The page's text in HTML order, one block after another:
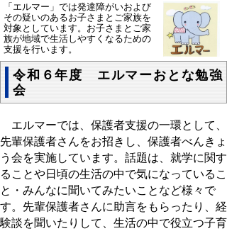
「エルマー」では発達障がいおよび
その疑いのあるお子さまとご家族を
対象としています。お子さまとご家
族が地域で生活しやすくなるための
支援を行います。
令和６年度 エルマーおとな勉強
会
エルマーでは、保護者支援の一環として、
先輩保護者さんをお招きし、保護者べんきょ
う会を実施しています。話題は、就学に関す
ることや日頃の生活の中で気になっているこ
と・みんなに聞いてみたいことなど様々で
す。先輩保護者さんに助言をもらったり、経
験談を聞いたりして、生活の中で役立つ子育